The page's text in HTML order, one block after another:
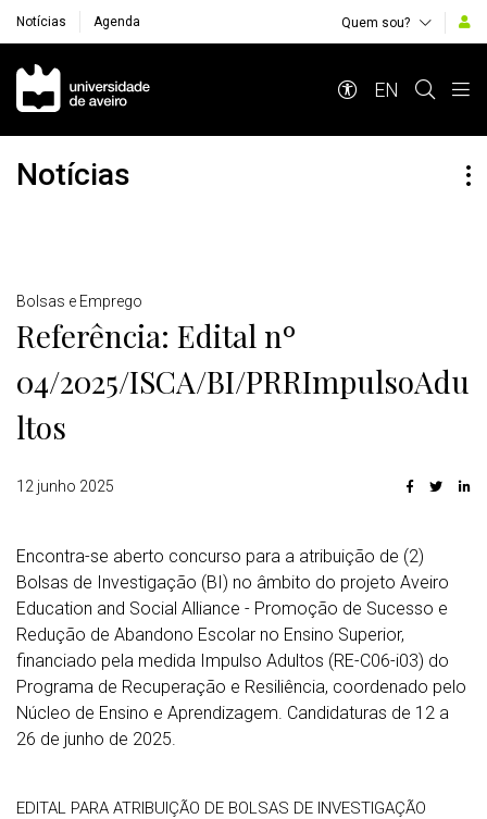
Notícias Agenda Quem sou?
Navegação Principal
EN
Notícias
Detalhes
Bolsas e Emprego
Referência: Edital nº
04/2025/ISCA/BI/PRRImpulsoAdu
ltos
12 junho 2025
Encontra-se aberto concurso para a atribuição de (2)
Bolsas de Investigação (BI) no âmbito do projeto Aveiro
Education and Social Alliance - Promoção de Sucesso e
Redução de Abandono Escolar no Ensino Superior,
financiado pela medida Impulso Adultos (RE-C06-i03) do
Programa de Recuperação e Resiliência, coordenado pelo
Núcleo de Ensino e Aprendizagem. Candidaturas de 12 a
26 de junho de 2025.
EDITAL PARA ATRIBUIÇÃO DE BOLSAS DE INVESTIGAÇÃO